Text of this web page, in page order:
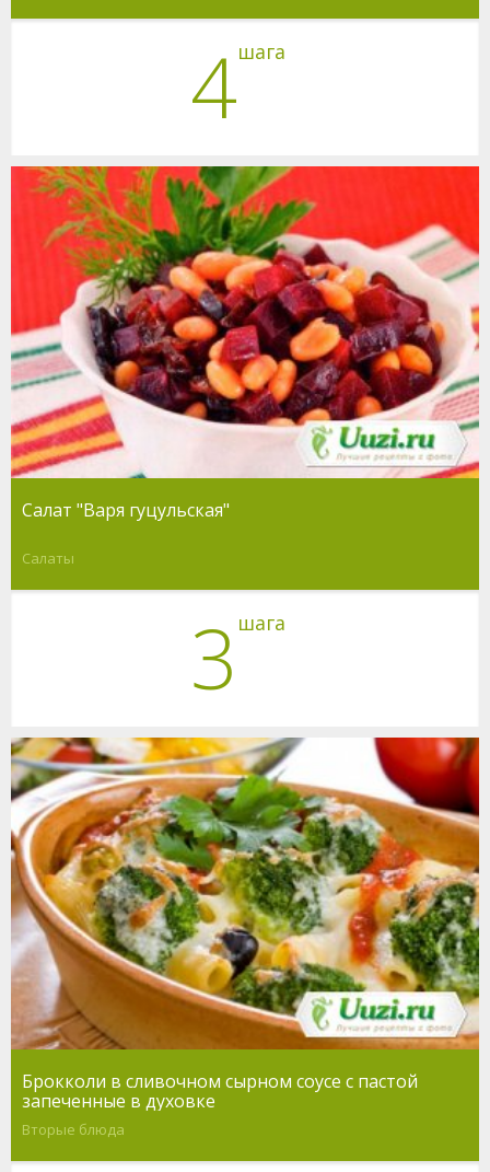
4шага
Салат "Варя гуцульская"
Салаты
3 шага
Брокколи в сливочном сырном соусе с пастой
запеченные в духовке
Вторые блюда